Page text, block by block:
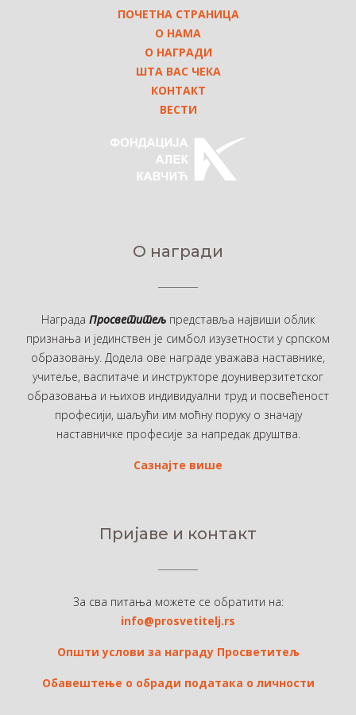
ПОЧЕТНА СТРАНИЦА
О НАМА
О НАГРАДИ
ШТА ВАС ЧЕКА
КОНТАКТ
ВЕСТИ
О награди
Награда Просветитељ представља највиши облик
признања и јединствен је симбол изузетности у српском
образовању. Додела ове награде уважава наставнике,
учитеље, васпитаче и инструкторе доуниверзитетског
образовања и њихов индивидуални труд и посвећеност
професији, шаљући им моћну поруку о значају
наставничке професије за напредак друштва.
Сазнајте више
Пријаве и контакт
За сва питања можете се обратити на:
info@prosvetitelj.rs
Општи услови за награду Просветитељ
Обавештење о обради података о личности